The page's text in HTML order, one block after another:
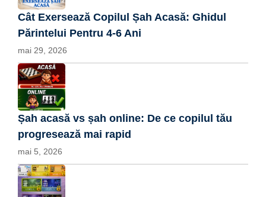
Cât Exersează Copilul Șah Acasă: Ghidul
Părintelui Pentru 4-6 Ani
mai 29, 2026
Șah acasă vs șah online: De ce copilul tău
progresează mai rapid
mai 5, 2026